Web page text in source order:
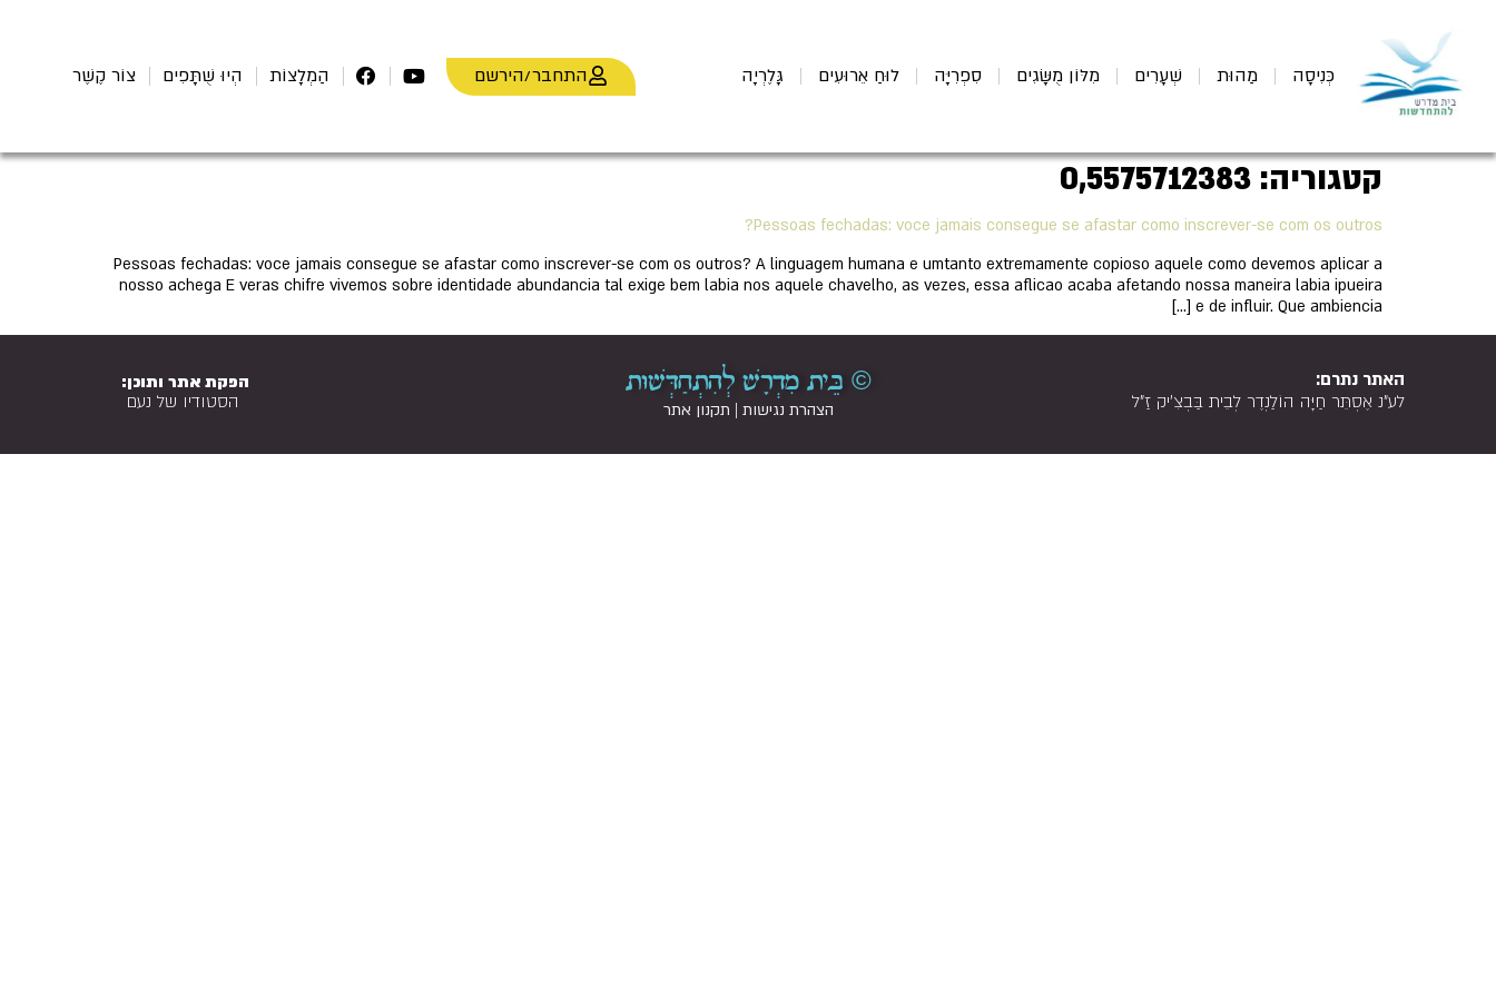
כְּנִיסָה מַהוּת שְׁעָרִים מִלּוֹן מֻשָּׂגִים סִפְרִיָּה לוּחַ אֵרוּעִים גָּלֶרְיָה התחבר/הירשם הַמְלָצוֹת הְיוּ שֻׁתָּפִים צוֹר קֶשֶׁר
קטגוריה: 0,5575712383
Pessoas fechadas: voce jamais consegue se afastar como inscrever-se com os outros?
Pessoas fechadas: voce jamais consegue se afastar como inscrever-se com os outros? A linguagem humana e umtanto extremamente copioso aquele como devemos aplicar a
nosso achega E veras chifre vivemos sobre identidade abundancia tal exige bem labia nos aquele chavelho, as vezes, essa aflicao acaba afetando nossa maneira labia ipueira
e de influir. Que ambiencia […]
האתר נתרם:
לע"נ אֶסְתֵּר חַיָּה הוֹלַנְדֶר לְבֵית בַּבְצִ'יק זַ"ל
© בֵּית מִדְרָשׁ לְהִתְחַדְּשׁוּת
הצהרת נגישות | תקנון אתר
הפקת אתר ותוכן:
הסטודיו של נעם